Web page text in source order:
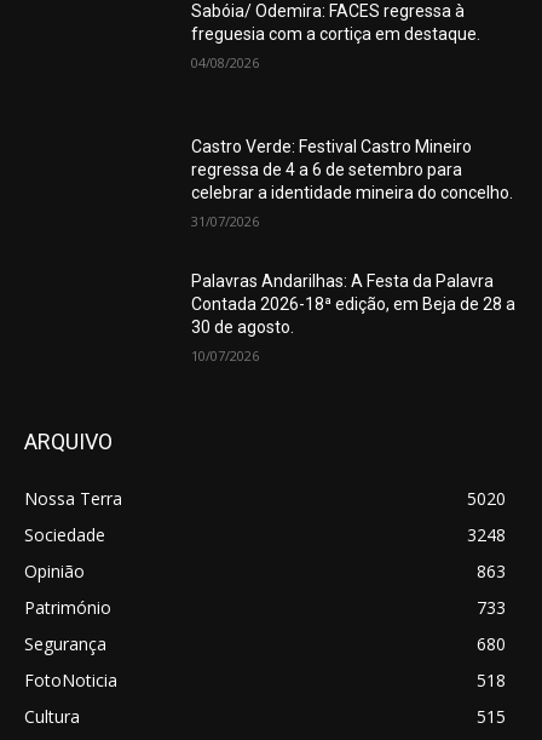
Sabóia/ Odemira: FACES regressa à
freguesia com a cortiça em destaque.
04/08/2026
Castro Verde: Festival Castro Mineiro
regressa de 4 a 6 de setembro para
celebrar a identidade mineira do concelho.
31/07/2026
Palavras Andarilhas: A Festa da Palavra
Contada 2026-18ª edição, em Beja de 28 a
30 de agosto.
10/07/2026
ARQUIVO
Nossa Terra
5020
Sociedade
3248
Opinião
863
Património
733
Segurança
680
FotoNoticia
518
Cultura
515